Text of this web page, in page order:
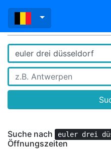
Suche nach euler drei
Öffnungszeiten